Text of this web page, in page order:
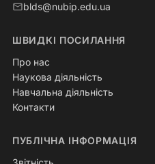
blds@nubip.edu.ua
ШВИДКІ ПОСИЛАННЯ
Про нас
Наукова діяльність
Навчальна діяльність
Контакти
ПУБЛІЧНА ІНФОРМАЦІЯ